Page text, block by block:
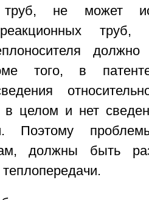
труб, не может
того, в
в целом и нет
Поэтому
должны быть